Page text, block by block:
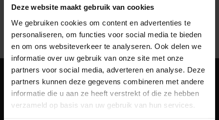
Deze website maakt gebruik van cookies
We gebruiken cookies om content en advertenties te
personaliseren, om functies voor social media te bieden
en om ons websiteverkeer te analyseren. Ook delen we
informatie over uw gebruik van onze site met onze
partners voor social media, adverteren en analyse. Deze
partners kunnen deze gegevens combineren met andere
informatie die u aan ze heeft verstrekt of die ze hebben
verzameld op basis van uw gebruik van hun services.
Op zoek naar smaakvol varkensvlees? Dan is een
biologische schouderkarbonade wellicht wat je
zoekt. Dit stevige en sappige stuk vlees is ideaal
voor diverse bereidingen, van bakken tot stoven of
op de BBQ. Bij JP Puurvlees bestel je eenvoudig
online en krijg je jouw vlees vers of diepgevroren
thuisbezorgd, altijd van betrouwbare herkomst en
met respect voor dier en natuur.
Wat is schouderkarbonade?
Een schouderkarbonade komt uit het voorste deel
Lees meer
Klantenservice
Bio-certificering